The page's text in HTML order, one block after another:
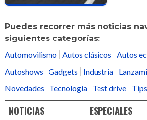
Puedes recorrer más noticias
siguientes categorías:
Automovilismo Autos clásicos
Autos
Autoshows
Gadgets Industria
Novedades
Tecnología Test drive
NOTICIAS ESPECIALES